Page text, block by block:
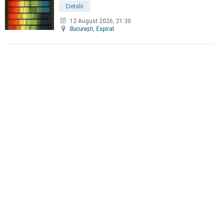
Detalii
12 August 2026, 21:30
Bucureşti, Expirat